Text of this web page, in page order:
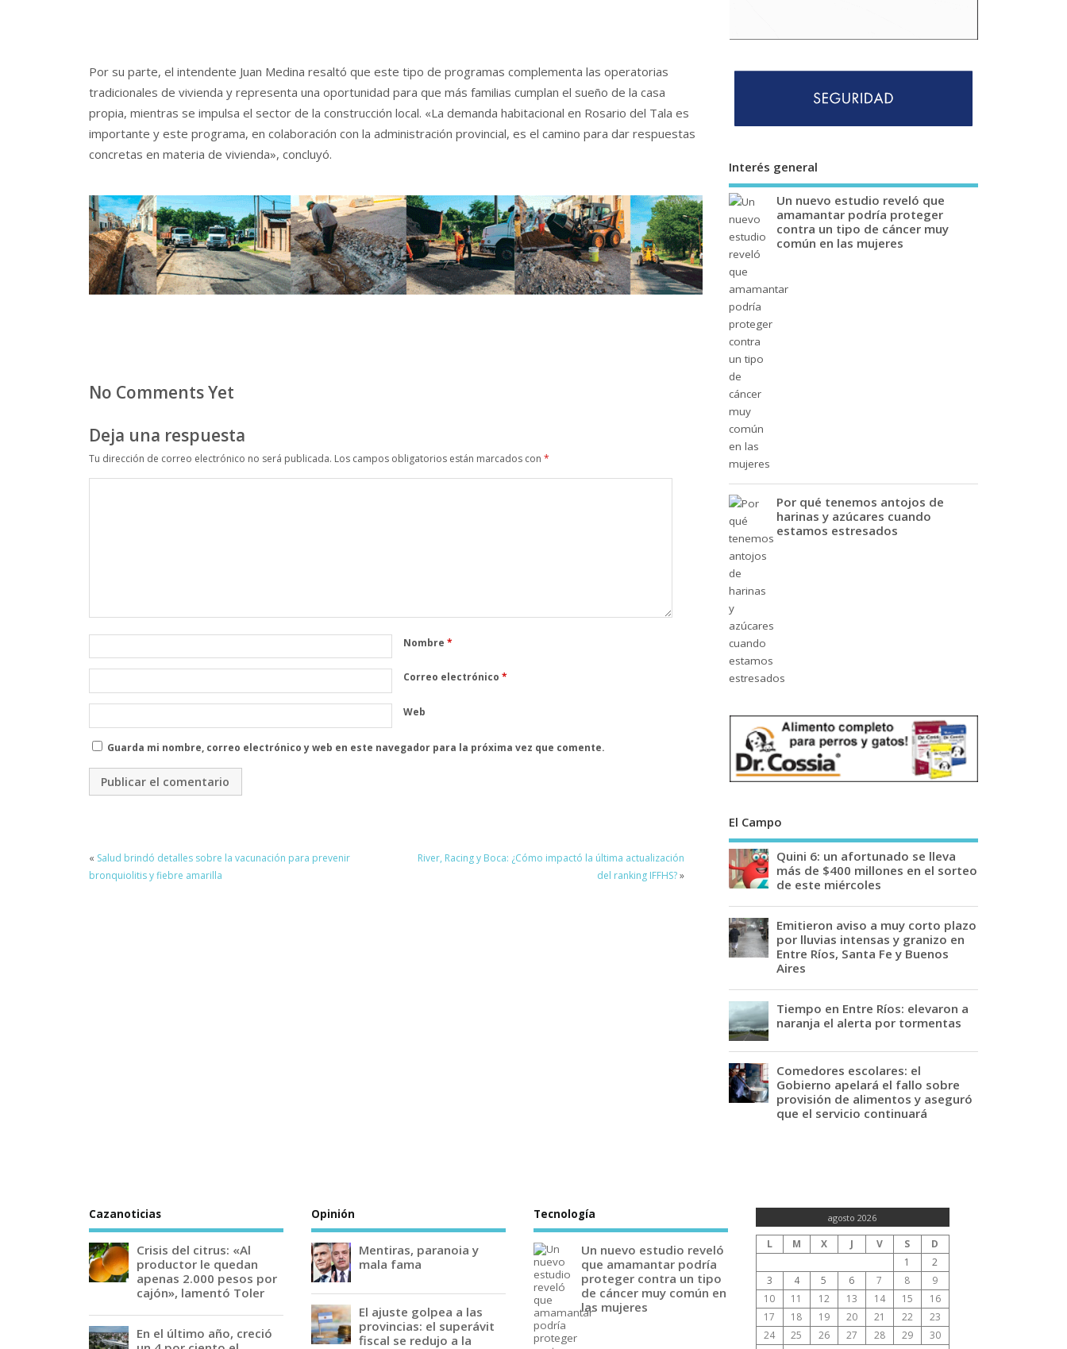
Por su parte, el intendente Juan Medina resaltó que este tipo de programas complementa las operatorias
tradicionales de vivienda y representa una oportunidad para que más familias cumplan el sueño de la casa
propia, mientras se impulsa el sector de la construcción local. «La demanda habitacional en Rosario del Tala es
importante y este programa, en colaboración con la administración provincial, es el camino para dar respuestas
concretas en materia de vivienda», concluyó.
No Comments Yet
Deja una respuesta
Tu dirección de correo electrónico no será publicada. Los campos obligatorios están marcados con *
Nombre *
Correo electrónico *
Web
Guarda mi nombre, correo electrónico y web en este navegador para la próxima vez que comente.
« Salud brindó detalles sobre la vacunación para prevenir
bronquiolitis y fiebre amarilla
River, Racing y Boca: ¿Cómo impactó la última actualización
del ranking IFFHS?»
Interés general
Un nuevo estudio reveló que
amamantar podría proteger
contra un tipo de cáncer muy
común en las mujeres
Por qué tenemos antojos de
harinas y azúcares cuando
estamos estresados
El Campo
Quini 6: un afortunado se lleva
más de $400 millones en el sorteo
de este miércoles
Emitieron aviso a muy corto plazo
por lluvias intensas y granizo en
Entre Ríos, Santa Fe y Buenos
Aires
Tiempo en Entre Ríos: elevaron a
naranja el alerta por tormentas
Comedores escolares: el
Gobierno apelará el fallo sobre
provisión de alimentos y aseguró
que el servicio continuará
Cazanoticias
Crisis del citrus: «Al
productor le quedan
apenas 2.000 pesos por
cajón», lamentó Toler
En el último año, creció
Opinión
Mentiras, paranoia y
mala fama
El ajuste golpea a las
provincias: el superávit
fiscal se redujo a la
Tecnología
Un nuevo estudio reveló
que amamantar podría
proteger contra un tipo
de cáncer muy común en
las mujeres
agosto 2026
L M X J V S
D
1
2
3
4 5 6 7 8
9
10
11 12 13 14 15
16
17
18 19 20 21 22
23
24
25 26 27 28 29
30